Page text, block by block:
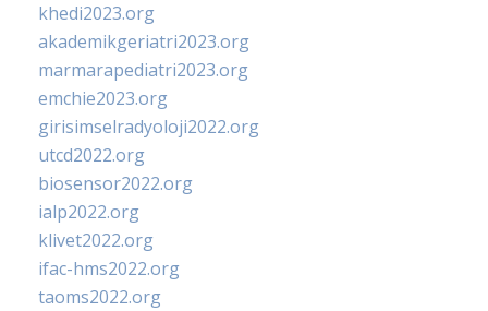
khedi2023.org
akademikgeriatri2023.org
marmarapediatri2023.org
emchie2023.org
girisimselradyoloji2022.org
utcd2022.org
biosensor2022.org
ialp2022.org
klivet2022.org
ifac-hms2022.org
taoms2022.org